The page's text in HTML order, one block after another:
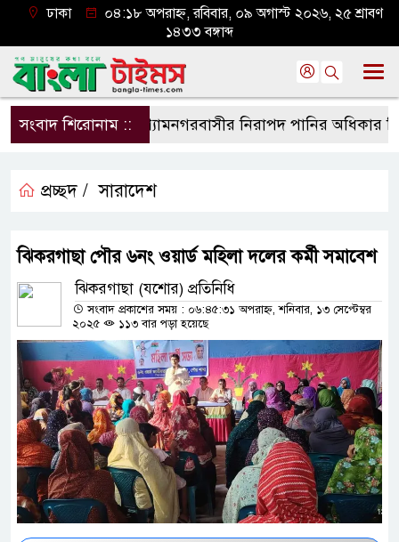
ঢাকা
০৪:১৮ অপরাহ্ন, রবিবার, ০৯ অগাস্ট ২০২৬, ২৫ শ্রাবণ
১৪৩৩ বঙ্গাব্দ
সংবাদ শিরোনাম ::শ্যামনগরবাসীর নিরাপদ পানির অধিকার
প্রচ্ছদ / সারাদেশ
ঝিকরগাছা পৌর ৬নং ওয়ার্ড মহিলা দলের কর্মী সমাবেশ
ঝিকরগাছা (যশোর) প্রতিনিধি
সংবাদ প্রকাশের সময় : ০৬:৪৫:৩১ অপরাহ্ন, শনিবার, ১৩ সেপ্টেম্বর
২০২৫
১১৩ বার পড়া হয়েছে